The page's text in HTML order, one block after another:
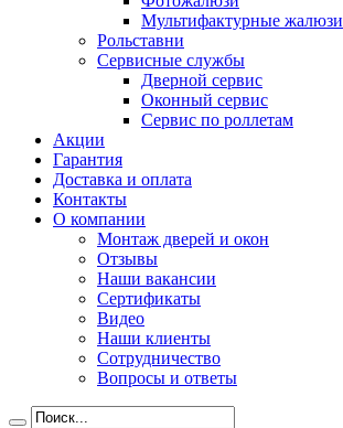
Мультифактурные жалюзи
Рольставни
Сервисные службы
Дверной сервис
Оконный сервис
Сервис по роллетам
Акции
Гарантия
Доставка и оплата
Контакты
О компании
Монтаж дверей и окон
Отзывы
Наши вакансии
Сертификаты
Видео
Наши клиенты
Сотрудничество
Вопросы и ответы